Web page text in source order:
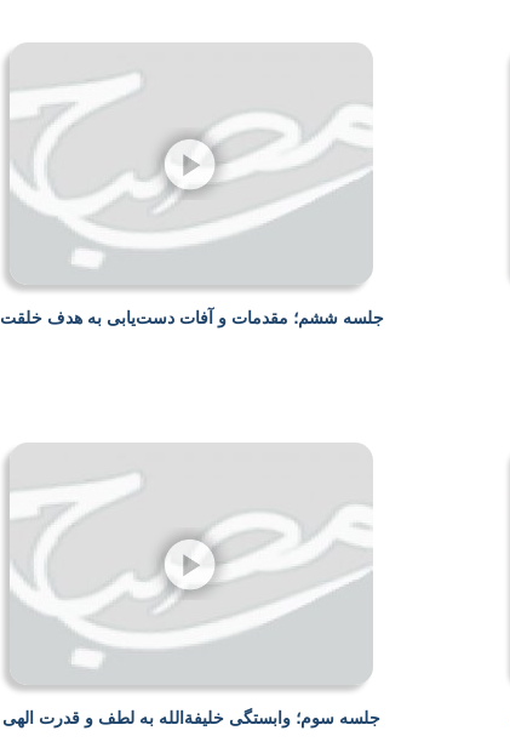
جلسه ششم؛ مقدمات و آفات دست‌یابی به هدف خلقت
جلسه سوم؛ وابستگی خلیفة‌الله به لطف و قدرت الهی